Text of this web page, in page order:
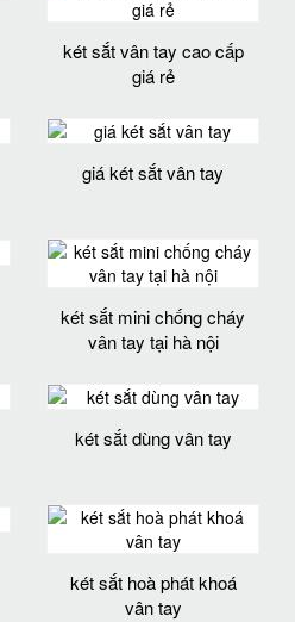
két sắt vân tay cao cấp
giá rẻ
giá két sắt vân tay
két sắt mini chống cháy
vân tay tại hà nội
két sắt dùng vân tay
két sắt hoà phát khoá
vân tay